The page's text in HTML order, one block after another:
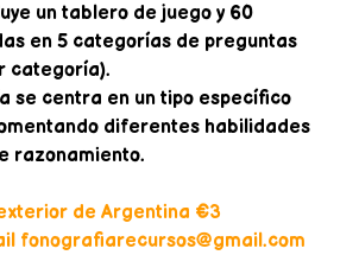
un tablero de juego y 60
en 5 categorías de preguntas
categoría).
se centra en un tipo específico
diferentes habilidades
razonamiento.
de Argentina €3
fonografiarecursos@gmail.com